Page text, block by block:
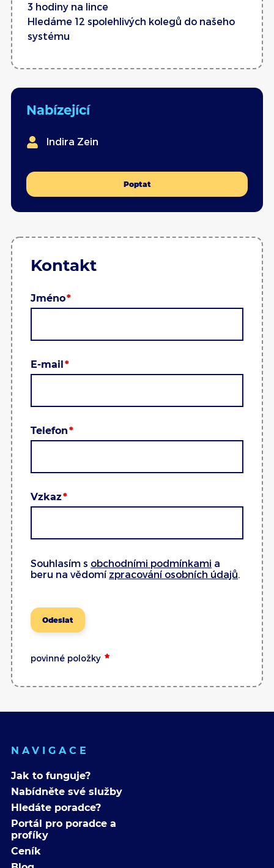
3 hodiny na lince
Hledáme 12 spolehlivých kolegů do našeho
systému
Nabízející
Indira Zein
Poptat
Kontakt
Jméno
E-mail
Telefon
Vzkaz
Souhlasím s obchodními podmínkami a
beru na vědomí zpracování osobních údajů
Odeslat
povinné položky
NAVIGACE
Jak to funguje?
Nabídněte své služby
Hledáte poradce?
Portál pro poradce a
profíky
Ceník